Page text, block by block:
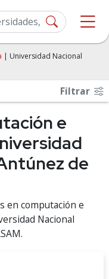
| Universidad Nacional
Filtrar
e
de
en computación e
Nacional